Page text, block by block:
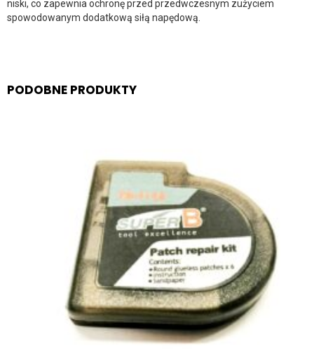
niski, co zapewnia ochronę przed przedwczesnym zużyciem
spowodowanym dodatkową siłą napędową.
PODOBNE PRODUKTY